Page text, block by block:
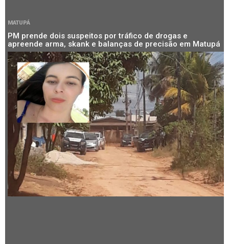
MATUPÁ
PM prende dois suspeitos por tráfico de drogas e
apreende arma, skank e balanças de precisão em Matupá